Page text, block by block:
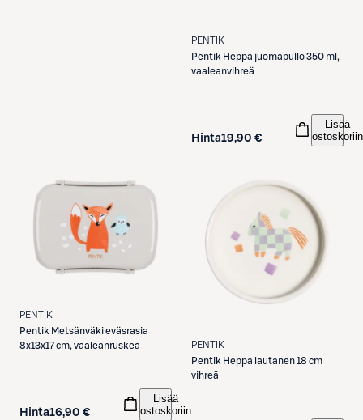
PENTIK
Pentik Heppa juomapullo 350 ml,
vaaleanvihreä
Hinta19,90 €
Lisää
ostoskoriin
PENTIK
Pentik Metsänväki eväsrasia
8x13x17 cm, vaaleanruskea
Hinta16,90 €
Lisää
ostoskoriin
PENTIK
Pentik Heppa lautanen 18 cm
vihreä